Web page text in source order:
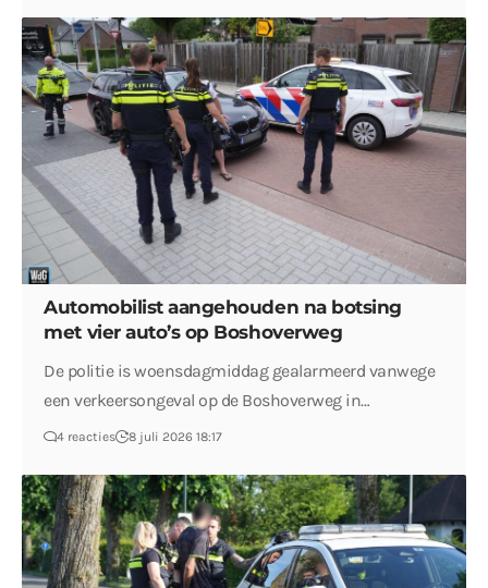
Automobilist aangehouden na botsing
met vier auto’s op Boshoverweg
De politie is woensdagmiddag gealarmeerd vanwege
een verkeersongeval op de Boshoverweg in…
4 reacties 8 juli 2026 18:17